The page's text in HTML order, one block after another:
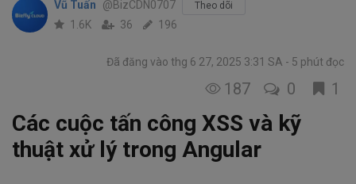
Vũ Tuấn @BizCDN0707 Theo dõi
1.6K 36 196
Đã đăng vào thg 6 27, 2025 3:31 SA 5 phút đọc
187 0 1
Các cuộc tấn công XSS và kỹ
thuật xử lý trong Angular